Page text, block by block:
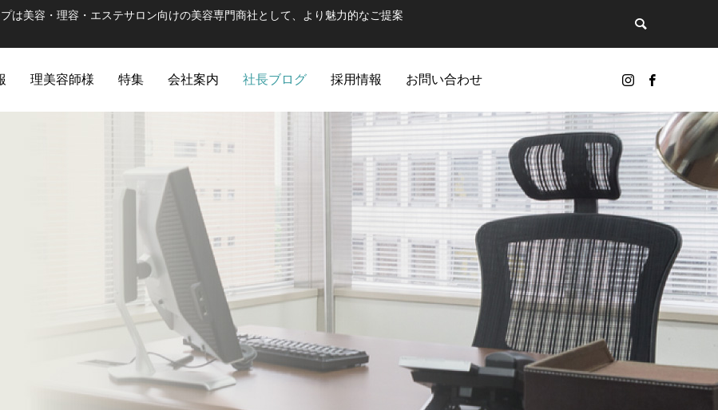
美容・理容・エステサロン向けの美容専門商社として、より魅力的なご提案
理美容師様 特集 会社案内 社長ブログ 採用情報 お問い合わせ
オリジナルブランド
れを耳にした私たちの感動を
葉に込めてネーミングしました。
ULTRAMAGIC
ハラグループの出発ブランドのひとつ…
見てわかる・触ってわかる・使ってわかる等、
ヘア・フェイシャル化粧品の一つ一つにユニークさと
面白さを追求し作られたブランド商品です。